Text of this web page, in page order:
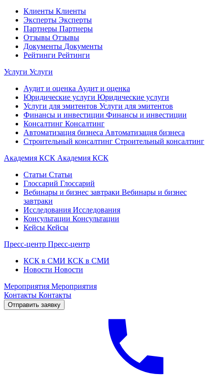
Клиенты Клиенты
Эксперты Эксперты
Партнеры Партнеры
Отзывы Отзывы
Документы Документы
Рейтинги Рейтинги
Услуги Услуги
Аудит и оценка Аудит и оценка
Юридические услуги Юридические услуги
Услуги для эмитентов Услуги для эмитентов
Финансы и инвестиции Финансы и инвестиции
Консалтинг Консалтинг
Автоматизация бизнеса Автоматизация бизнеса
Строительный консалтинг Строительный консалтинг
Академия КСК Академия КСК
Статьи Статьи
Глоссарий Глоссарий
Вебинары и бизнес завтраки Вебинары и бизнес
завтраки
Исследования Исследования
Консультации Консультации
Кейсы Кейсы
Пресс-центр Пресс-центр
КСК в СМИ КСК в СМИ
Новости Новости
Мероприятия Мероприятия
Контакты Контакты
Отправить заявку